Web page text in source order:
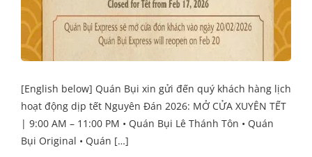
[English below] Quán Bụi xin gửi đến quý khách hàng lịch
hoạt động dịp tết Nguyên Đán 2026: MỞ CỬA XUYÊN TẾT
| 9:00 AM – 11:00 PM • Quán Bụi Lê Thánh Tôn • Quán
Bụi Original • Quán […]